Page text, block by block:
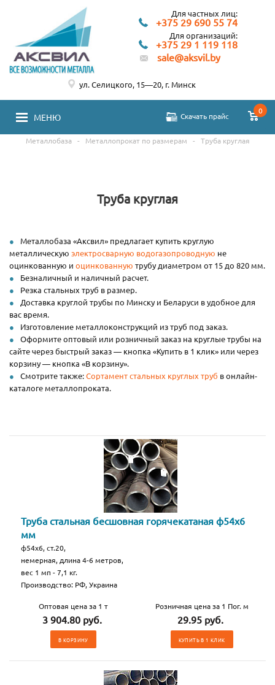
Для частных лиц:
+375 29 690 55 74
Для организаций:
+375 29 1 119 118
sale@aksvil.by
МЕНЮ Скачать прайс
0
ул. Селицкого, 15—20, г. Минск
Металлобаза - Металлопрокат по размерам - Труба круглая
Труба круглая
Металлобаза «Аксвил» предлагает купить круглую
металлическую электросварную водогазопроводную не
оцинкованную и оцинкованную трубу диаметром от 15 до 820 мм.
Безналичный и наличный расчет.
Резка стальных труб в размер.
Доставка круглой трубы по Минску и Беларуси в удобное для
вас время.
Изготовление металлоконструкций из труб под заказ.
Оформите оптовый или розничный заказ на круглые трубы на
сайте через быстрый заказ — кнопка «Купить в 1 клик» или через
корзину — кнопка «В корзину».
Смотрите также:Сортамент стальных круглых труб в онлайн-
каталоге металлопроката.
Труба стальная бесшовная горячекатаная ф54х6
мм
ф54х6, ст.20,
немерная, длина 4-6 метров,
вес 1 мп - 7,1 кг.
Производство: РФ, Украина
Оптовая цена за 1 т
3 904.80 руб.
В КОРЗИНУ
Розничная цена за 1 Пог. м
29.95 руб.
КУПИТЬ В 1 КЛИК